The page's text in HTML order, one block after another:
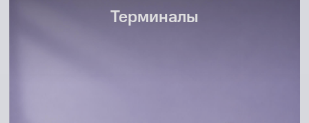
Терминалы